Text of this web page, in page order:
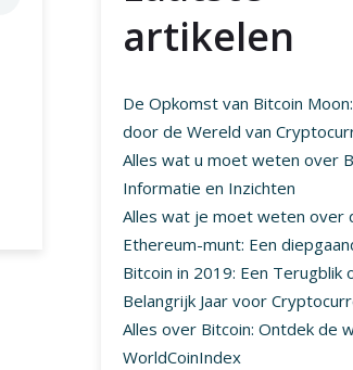
artikelen
De Opkomst van Bitcoin
door de Wereld van
Alles wat u moet weten over
Informatie en Inzichten
Alles wat je moet weten over
Ethereum-munt: Een
Bitcoin in 2019: Een Terugblik
Belangrijk Jaar voor
Alles over Bitcoin: Ontdek de
WorldCoinIndex